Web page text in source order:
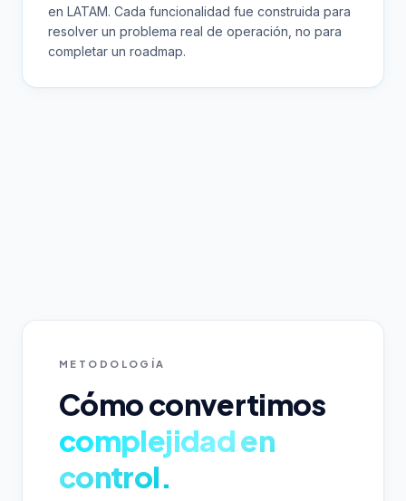
en LATAM. Cada funcionalidad fue construida para
resolver un problema real de operación, no para
completar un roadmap.
METODOLOGÍA
Cómo convertimos
complejidad en
control.